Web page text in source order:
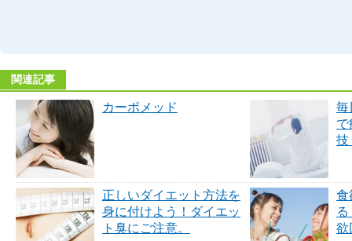
関連記事
カーボメッド
毎
で
技
正しいダイエット方法を
身に付けよう！ダイエッ
ト臭にご注意。
食
欲